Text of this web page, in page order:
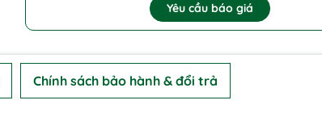
Yêu cầu báo giá
Chính sách bảo hành & đổi trả